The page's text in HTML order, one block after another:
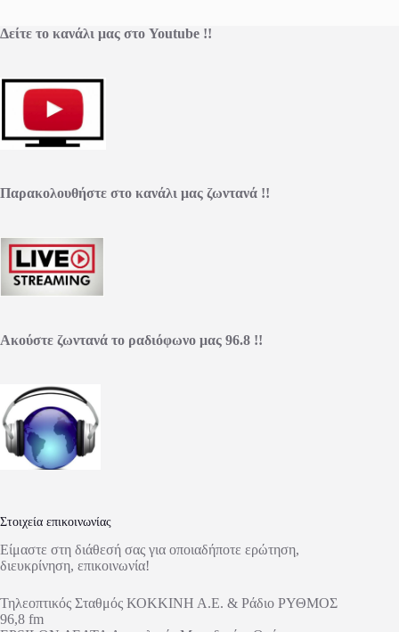
Δείτε το κανάλι μας στο Youtube !!
Παρακολουθήστε στο κανάλι μας ζωντανά !!
Ακούστε ζωντανά το ραδιόφωνο μας 96.8 !!
Στοιχεία επικοινωνίας
Είμαστε στη διάθεσή σας για οποιαδήποτε ερώτηση,
διευκρίνηση, επικοινωνία!
Τηλεοπτικός Σταθμός ΚΟΚΚΙΝΗ Α.Ε. & Ράδιο ΡΥΘΜΟΣ
96,8 fm